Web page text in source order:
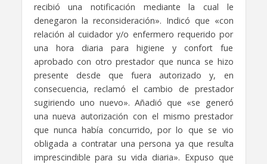
recibió una notificación mediante la cual le
denegaron la reconsideración». Indicó que «con
relación al cuidador y/o enfermero requerido por
una hora diaria para higiene y confort fue
aprobado con otro prestador que nunca se hizo
presente desde que fuera autorizado y, en
consecuencia, reclamó el cambio de prestador
sugiriendo uno nuevo». Añadió que «se generó
una nueva autorización con el mismo prestador
que nunca había concurrido, por lo que se vio
obligada a contratar una persona ya que resulta
imprescindible para su vida diaria». Expuso que